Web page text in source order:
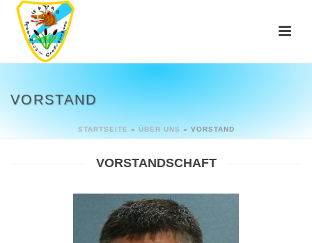
VORSTAND
STARTSEITE » ÜBER UNS » VORSTAND
VORSTANDSCHAFT